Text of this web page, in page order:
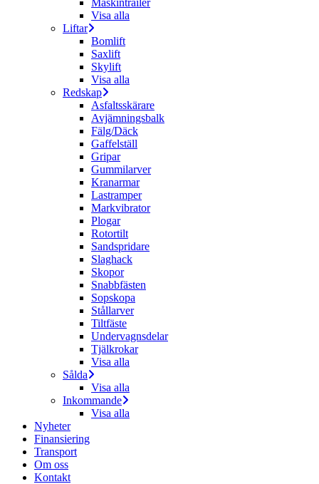
Maskintrailer
Visa alla
Liftar
Bomlift
Saxlift
Skylift
Visa alla
Redskap
Asfaltsskärare
Avjämningsbalk
Fälg/Däck
Gaffelställ
Gripar
Gummilarver
Kranarmar
Lastramper
Markvibrator
Plogar
Rotortilt
Sandspridare
Slaghack
Skopor
Snabbfästen
Sopskopa
Stållarver
Tiltfäste
Undervagnsdelar
Tjälkrokar
Visa alla
Sålda
Visa alla
Inkommande
Visa alla
Nyheter
Finansiering
Transport
Om oss
Kontakt